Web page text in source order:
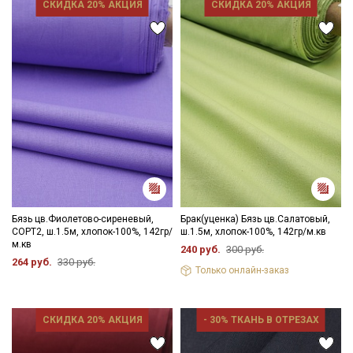
СКИДКА 20% АКЦИЯ
Бязь цв.Фиолетово-сиреневый,
СОРТ2, ш.1.5м, хлопок-100%, 142гр/
м.кв
264 руб. 330 руб.
СКИДКА 20% АКЦИЯ
Брак(уценка) Бязь цв.Салатовый,
ш.1.5м, хлопок-100%, 142гр/м.кв
240 руб. 300 руб.
Только онлайн-заказ
СКИДКА 20% АКЦИЯ - 30% ТКАНЬ В ОТРЕЗАХ